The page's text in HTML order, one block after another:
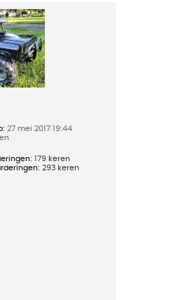
27 mei 2017 19:44
179 keren
293 keren